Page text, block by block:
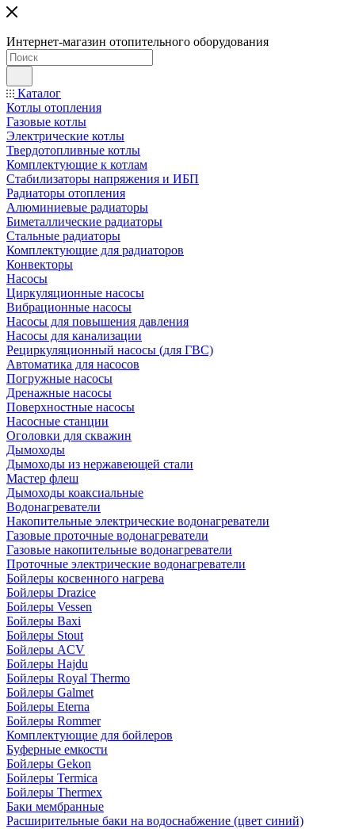
Интернет-магазин отопительного оборудования
Каталог
Котлы отопления
Газовые котлы
Электрические котлы
Твердотопливные котлы
Комплектующие к котлам
Стабилизаторы напряжения и ИБП
Радиаторы отопления
Алюминиевые радиаторы
Биметаллические радиаторы
Стальные радиаторы
Комплектующие для радиаторов
Конвекторы
Насосы
Циркуляционные насосы
Вибрационные насосы
Насосы для повышения давления
Насосы для канализации
Рециркуляционный насосы (для ГВС)
Автоматика для насосов
Погружные насосы
Дренажные насосы
Поверхностные насосы
Насосные станции
Оголовки для скважин
Дымоходы
Дымоходы из нержавеющей стали
Мастер флеш
Дымоходы коаксиальные
Водонагреватели
Накопительные электрические водонагреватели
Газовые проточные водонагреватели
Газовые накопительные водонагреватели
Проточные электрические водонагреватели
Бойлеры косвенного нагрева
Бойлеры Drazice
Бойлеры Vessen
Бойлеры Baxi
Бойлеры Stout
Бойлеры ACV
Бойлеры Hajdu
Бойлеры Royal Thermo
Бойлеры Galmet
Бойлеры Eterna
Бойлеры Rommer
Комплектующие для бойлеров
Буферные емкости
Бойлеры Gekon
Бойлеры Termica
Бойлеры Thermex
Баки мембранные
Расширительные баки на водоснабжение (цвет синий)